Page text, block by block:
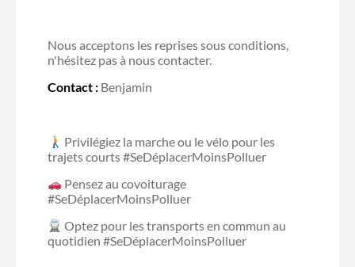
Nous acceptons les reprises sous conditions,
n'hésitez pas à nous contacter.
Contact : Benjamin
Privilégiez la marche ou le vélo pour les
trajets courts #SeDéplacerMoinsPolluer
Pensez au covoiturage
#SeDéplacerMoinsPolluer
Optez pour les transports en commun au
quotidien #SeDéplacerMoinsPolluer